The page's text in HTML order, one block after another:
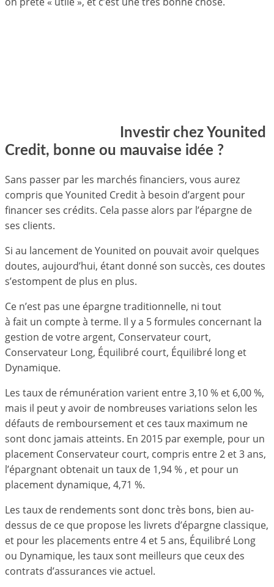
Investir chez Younited
Credit, bonne ou mauvaise idée ?
Sans passer par les marchés financiers, vous aurez
compris que Younited Credit à besoin d’argent pour
financer ses crédits. Cela passe alors par l’épargne de
ses clients.
Si au lancement de Younited on pouvait avoir quelques
doutes, aujourd’hui, étant donné son succès, ces doutes
s’estompent de plus en plus.
Ce n’est pas une épargne traditionnelle, ni tout
à fait un compte à terme. Il y a 5 formules concernant la
gestion de votre argent, Conservateur court,
Conservateur Long, Équilibré court, Équilibré long et
Dynamique.
Les taux de rémunération varient entre 3,10 % et 6,00 %,
mais il peut y avoir de nombreuses variations selon les
défauts de remboursement et ces taux maximum ne
sont donc jamais atteints. En 2015 par exemple, pour un
placement Conservateur court, compris entre 2 et 3 ans,
l’épargnant obtenait un taux de 1,94 % , et pour un
placement dynamique, 4,71 %.
Les taux de rendements sont donc très bons, bien au-
dessus de ce que propose les livrets d’épargne classique,
et pour les placements entre 4 et 5 ans, Équilibré Long
ou Dynamique, les taux sont meilleurs que ceux des
contrats d’assurances vie actuel.